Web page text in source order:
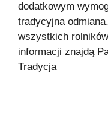
dodatkowym
tradycyjna
wszystkich
informacji znajdą
Tradycja